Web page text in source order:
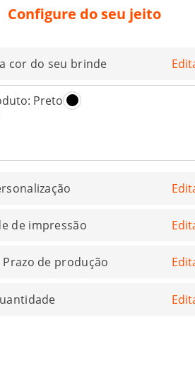
Configure do seu jeito
cor do seu brinde
Preto
de impressão
de produção